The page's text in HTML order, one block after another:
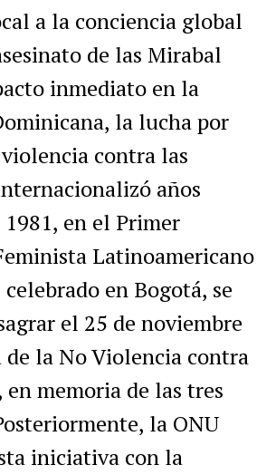
a la conciencia global
de las Mirabal
inmediato en la
la lucha por
contra las
años
1981, en el Primer
Latinoamericano
en Bogotá, se
el 25 de noviembre
de la No Violencia contra
en memoria de las tres
la ONU
iniciativa con la